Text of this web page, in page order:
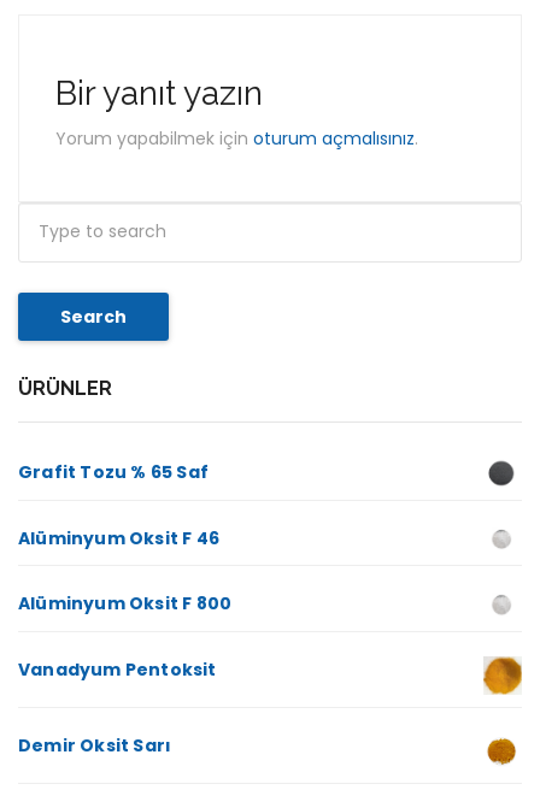
Bir yanıt yazın
Yorum yapabilmek için oturum açmalısınız.
Search
ÜRÜNLER
Grafit Tozu % 65 Saf
Alüminyum Oksit F 46
Alüminyum Oksit F 800
Vanadyum Pentoksit
Demir Oksit Sarı